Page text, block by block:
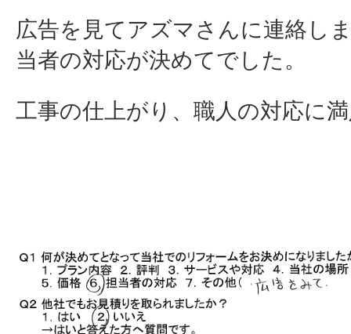
広告を見てアズマさんに連絡し
当者の対応が決めてでした。
工事の仕上がり、職人の対応に